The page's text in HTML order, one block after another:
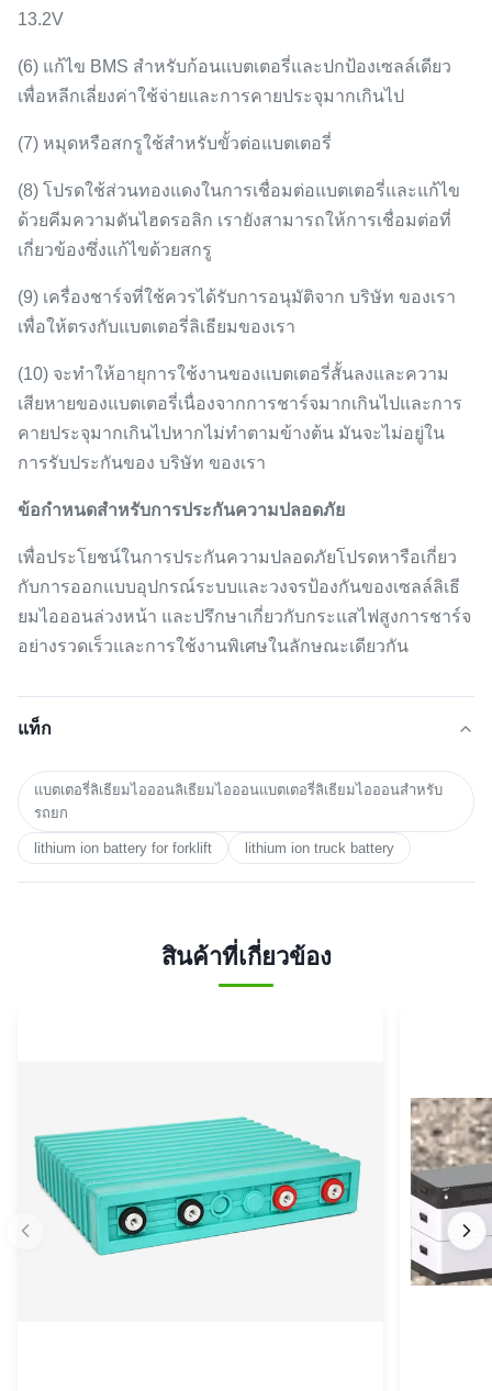
13.2V
(6) แก้ไข BMS สำหรับก้อนแบตเตอรี่และปกป้องเซลล์เดียว
เพื่อหลีกเลี่ยงค่าใช้จ่ายและการคายประจุมากเกินไป
(7) หมุดหรือสกรูใช้สำหรับขั้วต่อแบตเตอรี่
(8) โปรดใช้ส่วนทองแดงในการเชื่อมต่อแบตเตอรี่และแก้ไข
ด้วยคีมความดันไฮดรอลิก เรายังสามารถให้การเชื่อมต่อที่
เกี่ยวข้องซึ่งแก้ไขด้วยสกรู
(9) เครื่องชาร์จที่ใช้ควรได้รับการอนุมัติจาก บริษัท ของเรา
เพื่อให้ตรงกับแบตเตอรี่ลิเธียมของเรา
(10) จะทำให้อายุการใช้งานของแบตเตอรี่สั้นลงและความ
เสียหายของแบตเตอรี่เนื่องจากการชาร์จมากเกินไปและการ
คายประจุมากเกินไปหากไม่ทำตามข้างต้น มันจะไม่อยู่ใน
การรับประกันของ บริษัท ของเรา
ข้อกำหนดสำหรับการประกันความปลอดภัย
เพื่อประโยชน์ในการประกันความปลอดภัยโปรดหารือเกี่ยว
กับการออกแบบอุปกรณ์ระบบและวงจรป้องกันของเซลล์ลิเธี
ยมไอออนล่วงหน้า และปรึกษาเกี่ยวกับกระแสไฟสูงการชาร์จ
อย่างรวดเร็วและการใช้งานพิเศษในลักษณะเดียวกัน
แท็ก
แบตเตอรี่ลิเธียมไอออนลิเธียมไอออนแบตเตอรี่ลิเธียมไอออนสำหรับ
รถยก
lithium ion battery for forklift lithium ion truck battery
สินค้าที่เกี่ยวข้อง